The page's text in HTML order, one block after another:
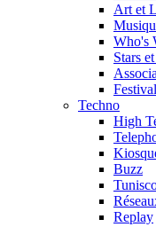
Art et
Who's
Stars
Techno
High
Buzz
Replay